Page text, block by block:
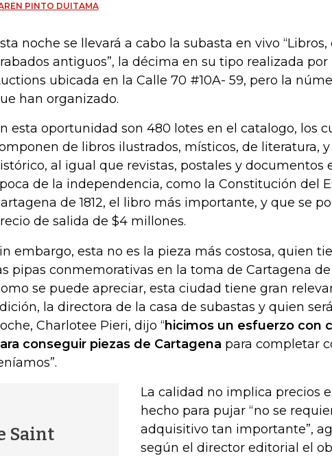
PINTO DUITAMA
noche se llevará a cabo la subasta en vivo
antiguos”, la décima en su tipo realizada por
ubicada en la Calle 70 #10A- 59, pero la
han organizado.
esta oportunidad son 480 lotes en el catalogo, los
de libros ilustrados, místicos, de literatura,
al igual que revistas, postales y documentos
de la independencia, como la Constitución del
de 1812, el libro más importante, y que se
de salida de $4 millones.
embargo, esta no es la pieza más costosa, quien
pipas conmemorativas en la toma de Cartagena
se puede apreciar, esta ciudad tiene gran
la directora de la casa de subastas y quien
Charlotee Pieri, dijo “hicimos un esfuerzo con
conseguir piezas de Cartagena para completar
Saint
La calidad no implica precios
hecho para pujar “no se
adquisitivo tan importante”,
según el director editorial el